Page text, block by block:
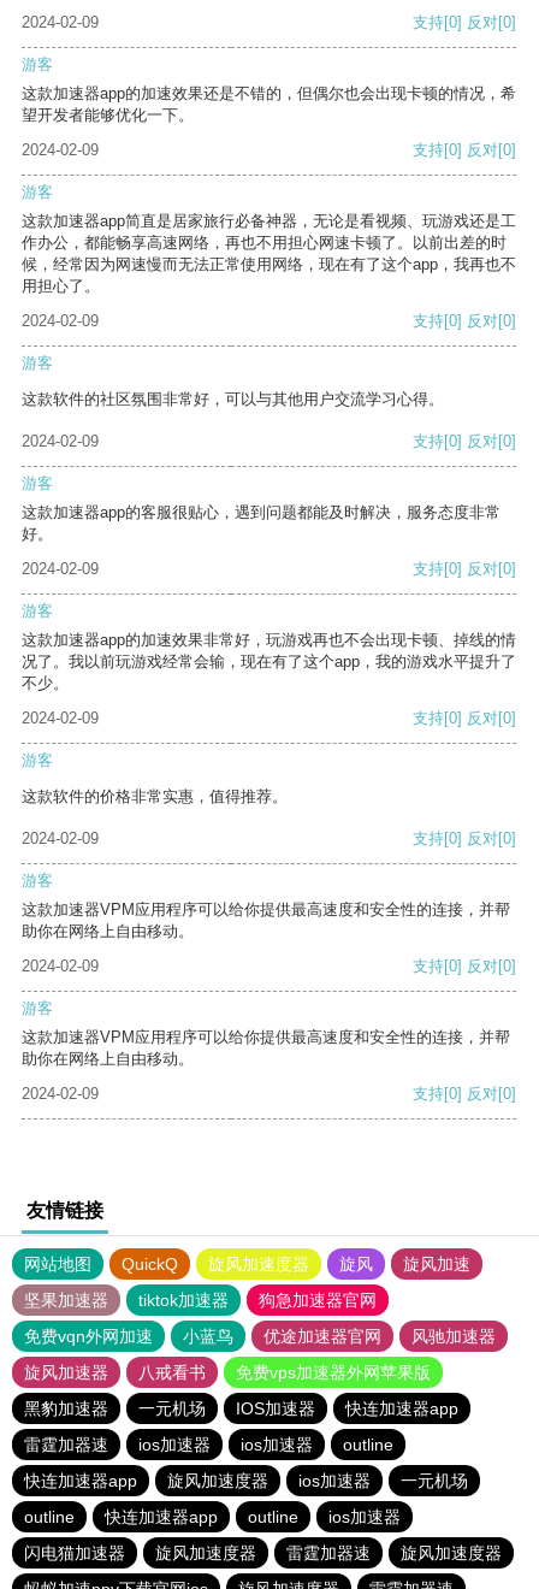
2024-02-09 支持[0] 反对[0]
游客
这款加速器app的加速效果还是不错的，但偶尔也会出现卡顿的情况，希
望开发者能够优化一下。
2024-02-09
支持[0] 反对[0]
游客
这款加速器app简直是居家旅行必备神器，无论是看视频、玩游戏还是工
作办公，都能畅享高速网络，再也不用担心网速卡顿了。以前出差的时
候，经常因为网速慢而无法正常使用网络，现在有了这个app，我再也不
用担心了。
2024-02-09
支持[0] 反对[0]
游客
这款软件的社区氛围非常好，可以与其他用户交流学习心得。
2024-02-09 支持[0] 反对[0]
游客
这款加速器app的客服很贴心，遇到问题都能及时解决，服务态度非常
好。
2024-02-09
支持[0] 反对[0]
游客
这款加速器app的加速效果非常好，玩游戏再也不会出现卡顿、掉线的情
况了。我以前玩游戏经常会输，现在有了这个app，我的游戏水平提升了
不少。
2024-02-09
支持[0] 反对[0]
游客
这款软件的价格非常实惠，值得推荐。
2024-02-09 支持[0] 反对[0]
游客
这款加速器VPM应用程序可以给你提供最高速度和安全性的连接，并帮
助你在网络上自由移动。
2024-02-09
支持[0] 反对[0]
游客
这款加速器VPM应用程序可以给你提供最高速度和安全性的连接，并帮
助你在网络上自由移动。
2024-02-09
支持[0] 反对[0]
友情链接
网站地图 QuickQ 旋风加速度器 旋风
旋风加速
坚果加速器
tiktok加速器
狗急加速器官网
免费vqn外网加速
小蓝鸟 优途加速器官网
风驰加速器
旋风加速器
八戒看书
免费vps加速器外网苹果版
黑豹加速器
一元机场 IOS加速器
快连加速器app
雷霆加器速
ios加速器 ios加速器
outline
快连加速器app
旋风加速度器 ios加速器
一元机场
outline
快连加速器app outline
ios加速器
闪电猫加速器
旋风加速度器 雷霆加器速
旋风加速度器